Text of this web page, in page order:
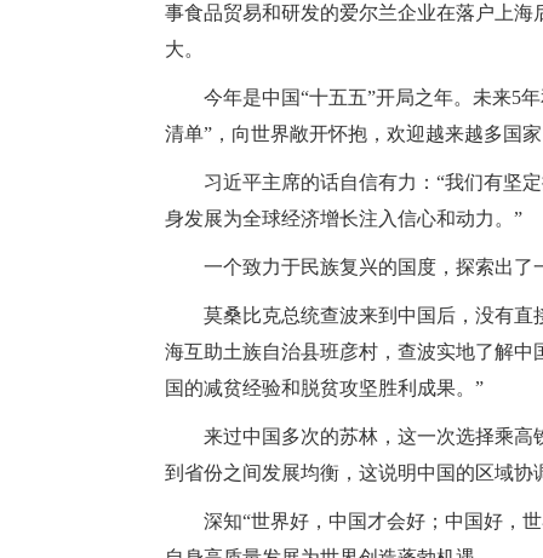
事食品贸易和研发的爱尔兰企业在落户上
大。
今年是中国“十五五”开局之年。未来5
清单”，向世界敞开怀抱，欢迎越来越多国
习近平主席的话自信有力：“我们有坚
身发展为全球经济增长注入信心和动力。”
一个致力于民族复兴的国度，探索出
莫桑比克总统查波来到中国后，没有
海互助土族自治县班彦村，查波实地了解
国的减贫经验和脱贫攻坚胜利成果。”
来过中国多次的苏林，这一次选择乘
到省份之间发展均衡，这说明中国的区域协
深知“世界好，中国才会好；中国好，